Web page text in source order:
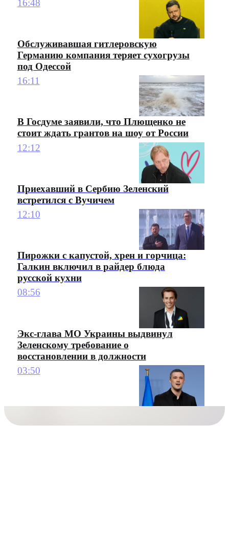
16:48
Обслуживавшая гитлеровскую
Германию компания теряет сухогрузы
под Одессой
16:11
В Госдуме заявили, что Плющенко не
стоит ждать грантов на шоу от России
12:12
Приехавший в Сербию Зеленский
встретился с Вучичем
12:10
Пирожки с капустой, хрен и горчица:
Галкин включил в райдер блюда
русской кухни
08:56
Экс-глава МО Украины выдвинул
Зеленскому требование о
восстановлении в должности
03:50